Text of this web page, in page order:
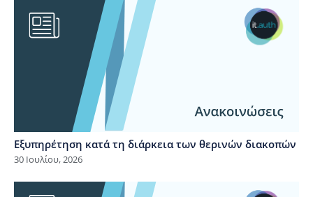
Εξυπηρέτηση κατά τη διάρκεια των θερινών διακοπών
30 Ιουλίου, 2026